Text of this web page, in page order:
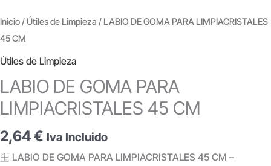
Inicio/ Útiles de Limpieza / LABIO DE GOMA PARA LIMPIACRISTALES
45 CM
Útiles de Limpieza
LABIO DE GOMA PARA
LIMPIACRISTALES 45 CM
2,64€ Iva Incluido
🪟 LABIO DE GOMA PARA LIMPIACRISTALES 45 CM –